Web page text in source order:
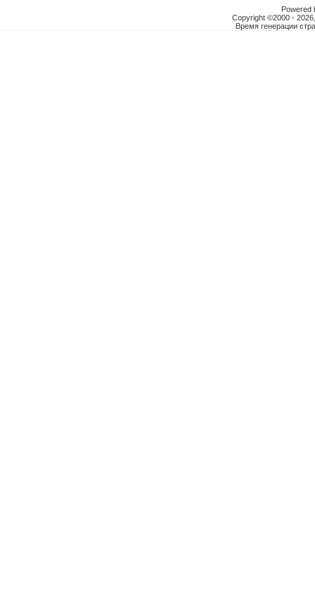
Powered
Copyright ©2000 -
Время генерации